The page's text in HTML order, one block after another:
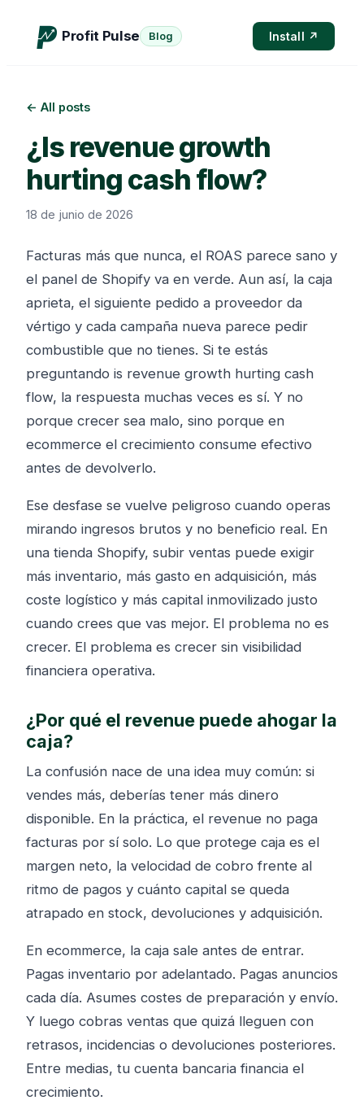
Profit Pulse Blog Install ↗
← All posts
¿Is revenue growth
hurting cash flow?
18 de junio de 2026
Facturas más que nunca, el ROAS parece sano y
el panel de Shopify va en verde. Aun así, la caja
aprieta, el siguiente pedido a proveedor da
vértigo y cada campaña nueva parece pedir
combustible que no tienes. Si te estás
preguntando is revenue growth hurting cash
flow, la respuesta muchas veces es sí. Y no
porque crecer sea malo, sino porque en
ecommerce el crecimiento consume efectivo
antes de devolverlo.
Ese desfase se vuelve peligroso cuando operas
mirando ingresos brutos y no beneficio real. En
una tienda Shopify, subir ventas puede exigir
más inventario, más gasto en adquisición, más
coste logístico y más capital inmovilizado justo
cuando crees que vas mejor. El problema no es
crecer. El problema es crecer sin visibilidad
financiera operativa.
¿Por qué el revenue puede ahogar la
caja?
La confusión nace de una idea muy común: si
vendes más, deberías tener más dinero
disponible. En la práctica, el revenue no paga
facturas por sí solo. Lo que protege caja es el
margen neto, la velocidad de cobro frente al
ritmo de pagos y cuánto capital se queda
atrapado en stock, devoluciones y adquisición.
En ecommerce, la caja sale antes de entrar.
Pagas inventario por adelantado. Pagas anuncios
cada día. Asumes costes de preparación y envío.
Y luego cobras ventas que quizá lleguen con
retrasos, incidencias o devoluciones posteriores.
Entre medias, tu cuenta bancaria financia el
crecimiento.